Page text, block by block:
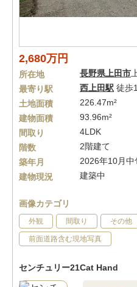
2,680万円
所在地 長野県 上田市
最寄り駅
西上田駅 徒歩
土地面積
226.47m²
建物面積
93.96m²
間取り
4LDK
階数
2階建て
築年月
2026年10月中
建物現況
建築中
画像カテゴリ
外観 間取り その他
前面道路含む現地写真
センチュリー21Cat Hand